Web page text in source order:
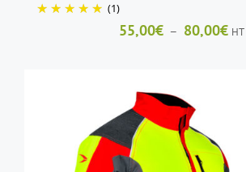
(1)
55,00€ – 80,00€ HT